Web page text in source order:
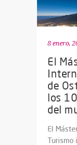
8 enero,
El
de
los
del
El
Turismo